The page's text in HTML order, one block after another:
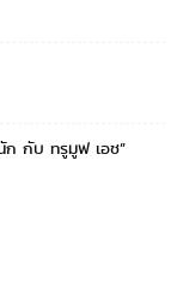
ก กับ ทรูมูฟ เอช”